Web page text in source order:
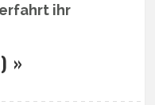
ihr
»